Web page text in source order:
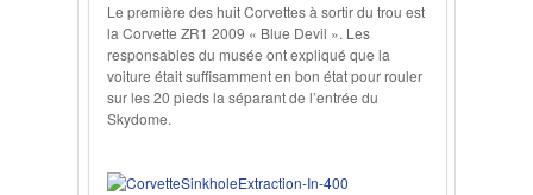
Le première des huit Corvettes à sortir du trou est
la Corvette ZR1 2009 « Blue Devil ». Les
responsables du musée ont expliqué que la
voiture était suffisamment en bon état pour rouler
sur les 20 pieds la séparant de l’entrée du
Skydome.